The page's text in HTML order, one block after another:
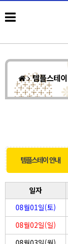
템플스테이
템플스테이 안내
일자
08월01일(토)
08월02일(일)